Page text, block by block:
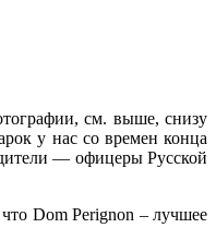
см. выше, снизу
у нас со времен конца
— офицеры Русской
Dom Perignon – лучшее